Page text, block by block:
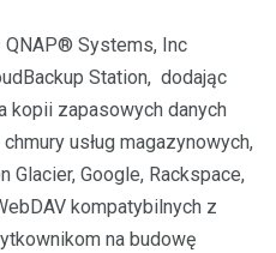
QNAP® Systems, Inc
Station, dodając
kopii zapasowych danych
usług magazynowych,
Glacier, Google, Rackspace,
kompatybilnych z
na budowę